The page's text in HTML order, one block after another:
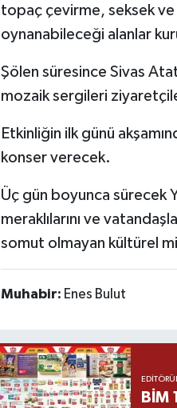
topaç çevirme, seksek ve
oynanabileceği alanlar
Şölen süresince Sivas
mozaik sergileri
Etkinliğin ilk günü
konser verecek.
Üç gün boyunca sürecek
meraklılarını ve
somut olmayan kültürel
Muhabir: Enes Bulut
BİM